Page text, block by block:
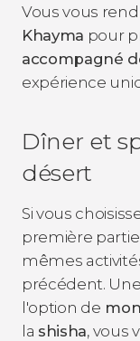
Vous vous
Khayma pour
accompagné
expérience
Dîner et
désert
Si vous
première
mêmes
précédent.
l'option de
la shisha, vous